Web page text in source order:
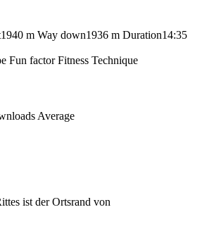
1940 m Way down1936 m Duration14:35
Fun factor Fitness Technique
Average
ist der Ortsrand von